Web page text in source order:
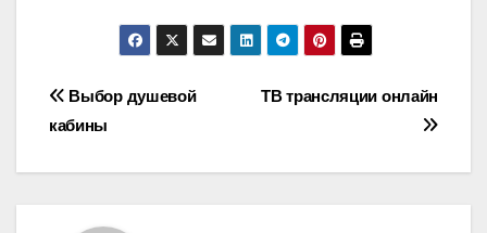
Навигация
ТВ трансляции онлайн
Выбор душевой
кабины